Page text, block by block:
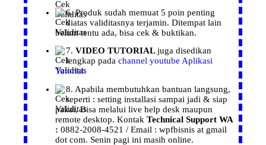
6.Produk sudah memuat 5 poin penting
diatas validitasnya terjamin. Ditempat lain
belum tentu ada, bisa cek & buktikan.
7.VIDEO TUTORIALjuga disedikan
lengkap padachannel youtube Aplikasi
Tutorial.
8. Apabila membutuhkan bantuan langsung,
seperti : setting installasisampai jadi & siap
pakai, Bisa melalui live help desk maupun
remote desktop.Kontak Technical Support WA
: 0882-2008-4521 / Email : wpfbisnis at gmail
dot com. Senin pagi ini masih online.